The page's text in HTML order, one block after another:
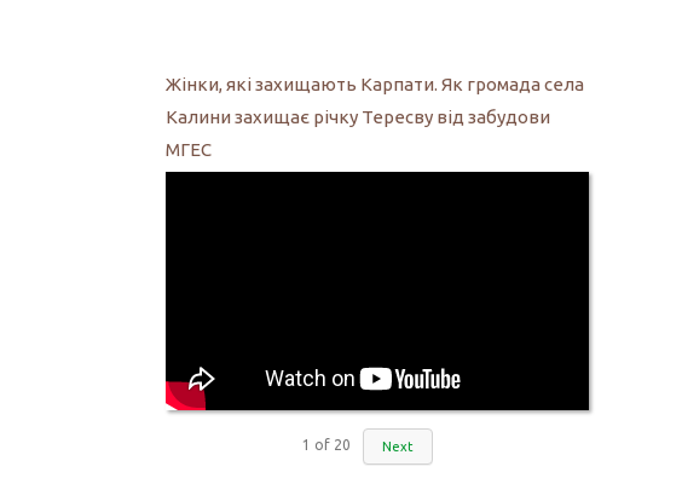
Жінки, які захищають Карпати. Як громада села
Калини захищає річку Тересву від забудови
МГЕС
1 of 20 Next